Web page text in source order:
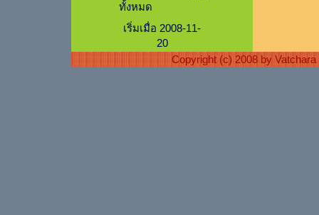
ทั้งหมด
เริ่มเมื่อ 2008-11-
20
Copyright (c) 2008 by